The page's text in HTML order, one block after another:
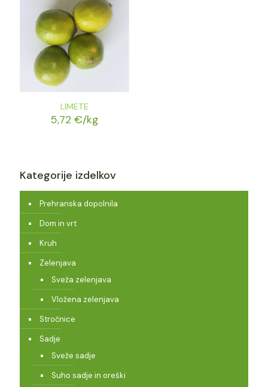
LIMETE
5,72 €/kg
Kategorije izdelkov
Prehranska dopolnila
Dom in vrt
Kruh
Zelenjava
Sveža zelenjava
Vložena zelenjava
Stročnice
Sadje
Sveže sadje
Suho sadje in oreški